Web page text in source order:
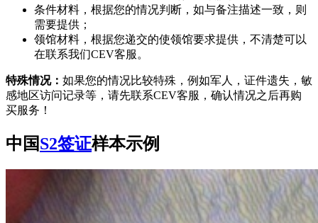
条件材料，根据您的情况判断，如与备注描述一致，则
需要提供；
领馆材料，根据您递交的使领馆要求提供，不清楚可以
在联系我们CEV客服。
特殊情况： 如果您的情况比较特殊，例如军人，证件遗失，敏
感地区访问记录等，请先联系CEV客服，确认情况之后再购
买服务！
中国S2签证样本示例